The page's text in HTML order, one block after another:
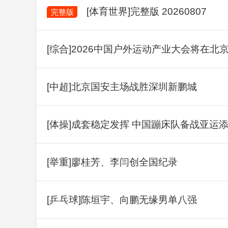
完整版 [体育世界]完整版 20260807
[综合]2026中国户外运动产业大会将在北
[中超]北京国安主场战胜深圳新鹏城
[体操]成套稳定发挥 中国蹦床队备战亚运
[举重]廖桂芳、李闫创全国纪录
[乒乓球]陈垣宇、向鹏无缘男单八强